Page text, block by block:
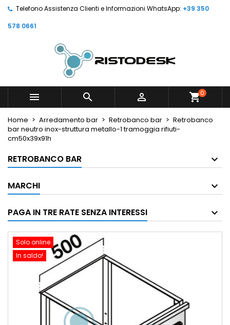
Telefono Assistenza Clienti e Informazioni WhatsApp: +39 350
578 0661
   shopping_cart0
Home Arredamento bar Retrobanco bar
Retrobanco
bar neutro inox-struttura metallo-1 tramoggia rifiuti-
cm50x39x91h
RETROBANCO BAR
MARCHI
PAGA IN TRE RATE SENZA INTERESSI
Solo online
In saldo!